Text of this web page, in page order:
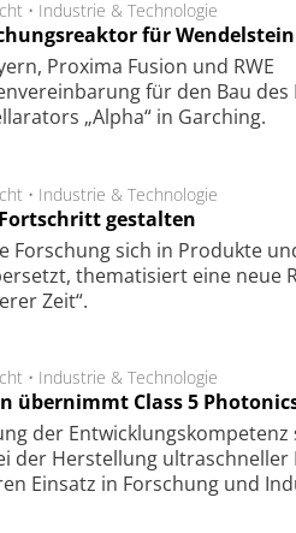
• Industrie & Technologie
für Wendelstein
Pro­xi­ma Fu­sion und RWE
für den Bau
„Alpha“ in Gar­ching.
• Industrie & Technologie
gestalten
Forschung sich in Produkte
thematisiert eine neue
Zeit“.
• Industrie & Technologie
übernimmt Class 5
der Ent­wick­lungs­kom­pe­tenz
der Her­stel­lung
Ein­satz in For­schung und